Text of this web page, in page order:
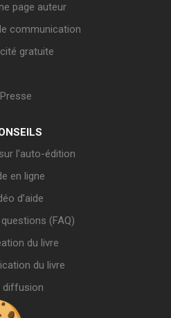
page auteur
communication
gratuite
Presse
l’auto-édition
en ligne
d’aide
(FAQ)
du livre
du livre
diffusion